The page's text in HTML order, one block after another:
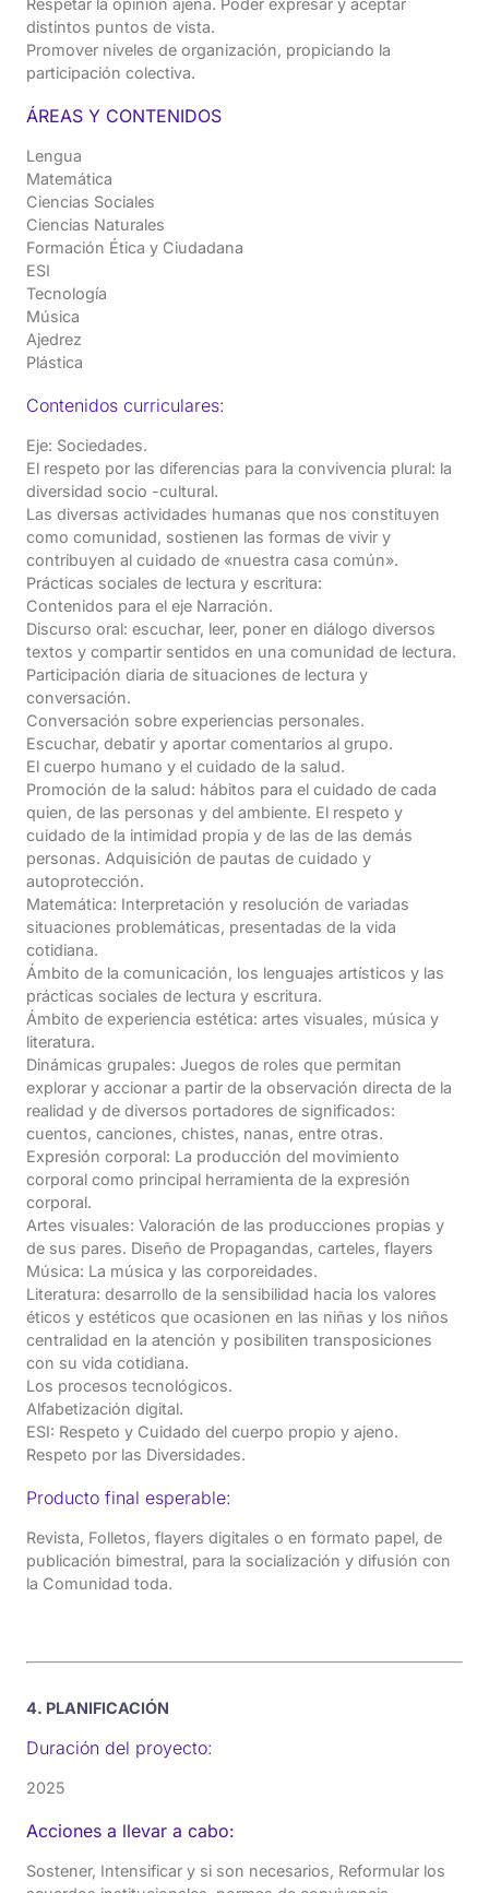
distintos puntos de vista.
Promover niveles de organización, propiciando la
participación colectiva.
ÁREAS Y CONTENIDOS
Lengua
Matemática
Ciencias Sociales
Ciencias Naturales
Formación Ética y Ciudadana
ESI
Tecnología
Música
Ajedrez
Plástica
Contenidos curriculares:
Eje: Sociedades.
El respeto por las diferencias para la convivencia plural: la
diversidad socio -cultural.
Las diversas actividades humanas que nos constituyen
como comunidad, sostienen las formas de vivir y
contribuyen al cuidado de «nuestra casa común».
Prácticas sociales de lectura y escritura:
Contenidos para el eje Narración.
Discurso oral: escuchar, leer, poner en diálogo diversos
textos y compartir sentidos en una comunidad de lectura.
Participación diaria de situaciones de lectura y
conversación.
Conversación sobre experiencias personales.
Escuchar, debatir y aportar comentarios al grupo.
El cuerpo humano y el cuidado de la salud.
Promoción de la salud: hábitos para el cuidado de cada
quien, de las personas y del ambiente. El respeto y
cuidado de la intimidad propia y de las de las demás
personas. Adquisición de pautas de cuidado y
autoprotección.
Matemática: Interpretación y resolución de variadas
situaciones problemáticas, presentadas de la vida
cotidiana.
Ámbito de la comunicación, los lenguajes artísticos y las
prácticas sociales de lectura y escritura.
Ámbito de experiencia estética: artes visuales, música y
literatura.
Dinámicas grupales: Juegos de roles que permitan
explorar y accionar a partir de la observación directa de la
realidad y de diversos portadores de significados:
cuentos, canciones, chistes, nanas, entre otras.
Expresión corporal: La producción del movimiento
corporal como principal herramienta de la expresión
corporal.
Artes visuales: Valoración de las producciones propias y
de sus pares. Diseño de Propagandas, carteles, flayers
Música: La música y las corporeidades.
Literatura: desarrollo de la sensibilidad hacia los valores
éticos y estéticos que ocasionen en las niñas y los niños
centralidad en la atención y posibiliten transposiciones
con su vida cotidiana.
Los procesos tecnológicos.
Alfabetización digital.
ESI: Respeto y Cuidado del cuerpo propio y ajeno.
Respeto por las Diversidades.
Producto final esperable:
Revista, Folletos, flayers digitales o en formato papel, de
publicación bimestral, para la socialización y difusión con
la Comunidad toda.
4. PLANIFICACIÓN
Duración del proyecto:
2025
Acciones a llevar a cabo:
Sostener, Intensificar y si son necesarios, Reformular los